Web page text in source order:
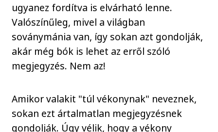
ugyanez fordítva is elvárható lenne.
Valószínűleg, mivel a világban
soványmánia van, így sokan azt gondolják,
akár még bók is lehet az erről szóló
megjegyzés. Nem az!
Amikor valakit "túl vékonynak" neveznek,
sokan ezt ártalmatlan megjegyzésnek
gondolják. Úgy vélik, hogy a vékony